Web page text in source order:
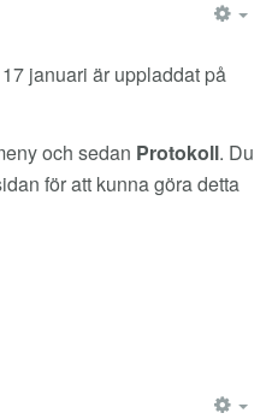
januari är uppladdat på
och sedan Protokoll. Du
för att kunna göra detta